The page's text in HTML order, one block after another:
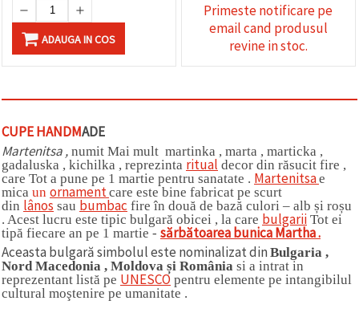
ADAUGA IN COS
Primeste notificare pe
email cand produsul
revine in stoc.
CUPE HANDMADE
Martenitsa , numit Mai mult martinka , marta , marticka ,
gadaluska , kichilka , reprezinta ritual decor din răsucit fire ,
care Tot a pune pe 1 martie pentru sanatate . Martenitsae
mica un ornamentcare este bine fabricat pe scurt
din lânos sau bumbac fire în două de bază culori – alb și roșu
. Acest lucru este tipic bulgară obicei , la care bulgarii Tot ei
tipă fiecare an pe 1 martie - sărbătoarea bunicaMartha.
Aceasta bulgară simbolul este nominalizat din Bulgaria ,
Nord Macedonia , Moldova și România si a intrat in
reprezentant listă pe UNESCO pentru elemente pe intangibilul
cultural moştenire pe umanitate .